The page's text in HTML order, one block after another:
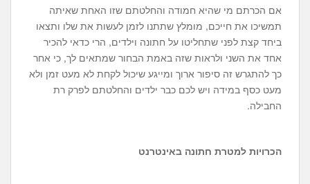
אם הכרתם מי שהיא חמודה והחלטתם שזו האחת שאיתה
תמשיכו את חייכם, מומלץ שתתנו לזמן לעשות את שלו ותצאו
ביחד קצת לפני שתחליטו על חתונה וילדים, הרי כדאי להכיר
אחד את השני ולראות שזה באמת הבחור שמתאים לך, כי אחר
כך להתגרש זה סיפור ארוך ומייגע שיכול לקחת לא מעט זמן ולא
מעט כסף במידה ויש לכם כבר ילדים והחלטתם לפרק רת
החבילה.
הכרויות למטרת חתונה באינטרנט